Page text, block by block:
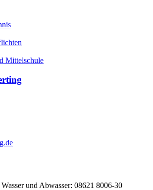
Mittelschule
und Abwasser: 08621 8006-30